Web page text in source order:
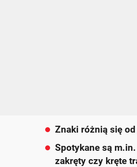
Znaki różnią się
Spotykane są
zakręty czy kręte